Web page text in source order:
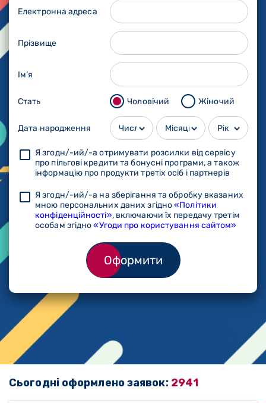
Електронна адреса
Прізвище
Ім’я
Стать Чоловічий Жіночий
Дата народження
Я згодн/-ий/-а отримувати розсилки від сервісу
про пільгові кредити та бонусні програми, а також
інформацію про продукти третіх осіб і партнерів
Я згодн/-ий/-а на зберігання та обробку вказаних
мною персональних даних згідно«Політики
конфіденційності», включаючи їх передачу третім
особам згідно«Угоди про користування сайтом»
Оформити
Сьогодні оформлено заявок: 2941